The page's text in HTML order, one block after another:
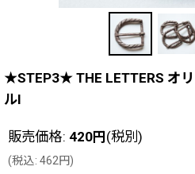
★STEP3★ THE LETTERS オ
ルI
販売価格: 420円(税別)
(税込: 462円)